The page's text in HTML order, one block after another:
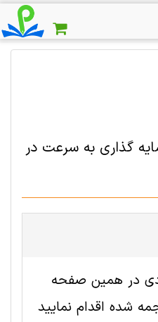
گذاری به سرعت در
علوم اقتصادی در همین صفحه
شده اقدام نمایید